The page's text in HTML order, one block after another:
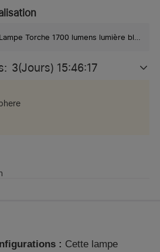
: 3(Jours) 15:46:16
: Cette lampe